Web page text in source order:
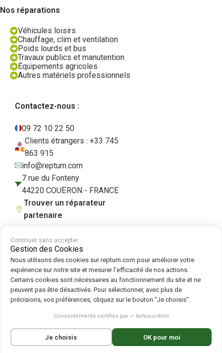
Nos réparations
Véhicules loisirs
Chauffage, clim et ventilation
Poids lourds et bus
Travaux publics et manutention
Équipements agricoles
Autres matériels professionnels
Contactez-nous :
09 72 10 22 50
Clients étrangers : +33 745
863 915
info@repturn.com
7 rue du Fonteny
44220 COUËRON - FRANCE
Trouver un réparateur
partenaire
CGV| Mentions légales Politique de confidentialité |Cookies
de cookies
Suivez-nous sur :
Repturn 2026
Continuer sans accepter
Gestion des Cookies
Nous utilisons des cookies sur repturn.com pour améliorer votre
expérience sur notre site et mesurer l’efficacité de nos actions.
Certains cookies sont nécessaires au fonctionnement du site et ne
peuvent pas être désactivés. Pour sélectionner, avec plus de
précisions, vos préférences, cliquez sur le bouton “Je choisis”.
Consentements certifiés par ✓ tarteaucitron
Je choisis OK pour moi
Français English(Anglais
Español(Espagnol)